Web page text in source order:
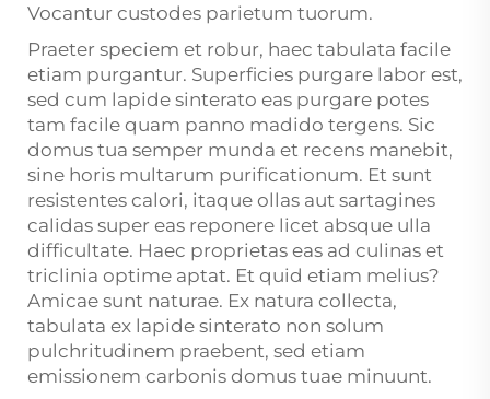
Vocantur custodes parietum tuorum.
Praeter speciem et robur, haec tabulata facile
etiam purgantur. Superficies purgare labor est,
sed cum lapide sinterato eas purgare potes
tam facile quam panno madido tergens. Sic
domus tua semper munda et recens manebit,
sine horis multarum purificationum. Et sunt
resistentes calori, itaque ollas aut sartagines
calidas super eas reponere licet absque ulla
difficultate. Haec proprietas eas ad culinas et
triclinia optime aptat. Et quid etiam melius?
Amicae sunt naturae. Ex natura collecta,
tabulata ex lapide sinterato non solum
pulchritudinem praebent, sed etiam
emissionem carbonis domus tuae minuunt.